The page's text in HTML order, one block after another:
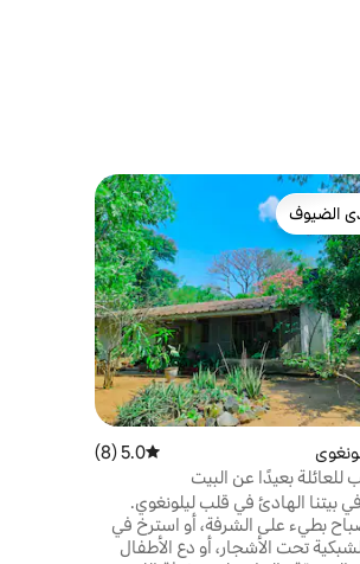
الضيوف
الضيوف
متوسط التقييم 5.0 من 5، 8 مراجعات
5.0 (8)
بعيدًا عن البيت
بيتنا الهادئ في قلب ليلونغوي.
بطيء على الشرفة، أو استرخ في
تحت الأشجار، أو دع الأطفال